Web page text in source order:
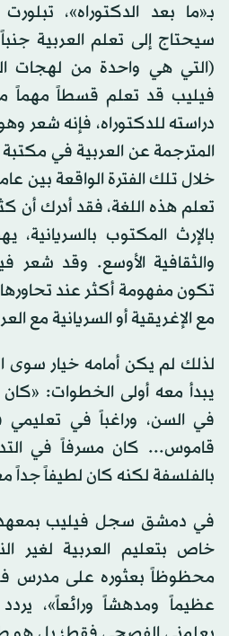
بـ«ما بعد الدكتوراه»،
سيحتاج إلى تعلم العربية
(التي هي واحدة من لهجات
فيليب قد تعلم قسطاً مهماً
دراسته للدكتوراه، فإنه شعر
المترجمة عن العربية في مكتبة
تعلم هذه اللغة، فقد أدرك أن
بالإرث المكتوب بالسريانية،
والثقافية الأوسع. وقد شعر
تكون مفهومة أكثر عند
مع الإغريقية أو السريانية مع
لذلك لم يكن أمامه خيار
يبدأ معه أولى الخطوات: «كان
في السن، وراغباً في تعليمي
قاموس... كان مسرفاً في
بالفلسفة لكنه كان لطيفاً جداً
في دمشق سجل فيليب بمعهد
خاص بتعليم العربية لغير
محظوظاً بعثوره على مدرس
عظيماً ومدهشاً ورائعاً»،